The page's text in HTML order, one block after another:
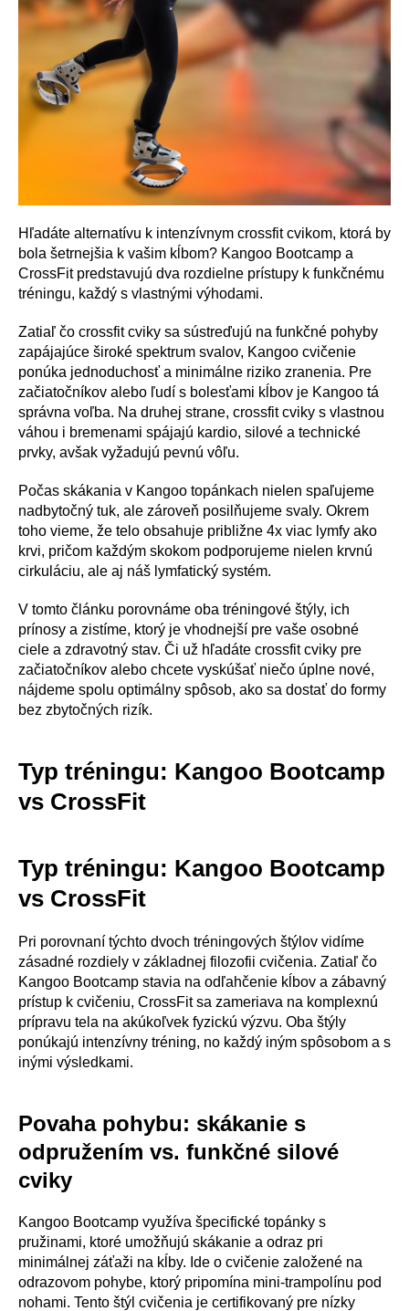
Hľadáte alternatívu k intenzívnym crossfit cvikom, ktorá by
bola šetrnejšia k vašim kĺbom? Kangoo Bootcamp a
CrossFit predstavujú dva rozdielne prístupy k funkčnému
tréningu, každý s vlastnými výhodami.
Zatiaľ čo crossfit cviky sa sústreďujú na funkčné pohyby
zapájajúce široké spektrum svalov, Kangoo cvičenie
ponúka jednoduchosť a minimálne riziko zranenia. Pre
začiatočníkov alebo ľudí s bolesťami kĺbov je Kangoo tá
správna voľba. Na druhej strane, crossfit cviky s vlastnou
váhou i bremenami spájajú kardio, silové a technické
prvky, avšak vyžadujú pevnú vôľu.
Počas skákania v Kangoo topánkach nielen spaľujeme
nadbytočný tuk, ale zároveň posilňujeme svaly. Okrem
toho vieme, že telo obsahuje približne 4x viac lymfy ako
krvi, pričom každým skokom podporujeme nielen krvnú
cirkuláciu, ale aj náš lymfatický systém.
V tomto článku porovnáme oba tréningové štýly, ich
prínosy a zistíme, ktorý je vhodnejší pre vaše osobné
ciele a zdravotný stav. Či už hľadáte crossfit cviky pre
začiatočníkov alebo chcete vyskúšať niečo úplne nové,
nájdeme spolu optimálny spôsob, ako sa dostať do formy
bez zbytočných rizík.
Typ tréningu: Kangoo Bootcamp
vs CrossFit
Typ tréningu: Kangoo Bootcamp
vs CrossFit
Pri porovnaní týchto dvoch tréningových štýlov vidíme
zásadné rozdiely v základnej filozofii cvičenia. Zatiaľ čo
Kangoo Bootcamp stavia na odľahčenie kĺbov a zábavný
prístup k cvičeniu, CrossFit sa zameriava na komplexnú
prípravu tela na akúkoľvek fyzickú výzvu. Oba štýly
ponúkajú intenzívny tréning, no každý iným spôsobom a s
inými výsledkami.
Povaha pohybu: skákanie s
odpružením vs. funkčné silové
cviky
Kangoo Bootcamp využíva špecifické topánky s
pružinami, ktoré umožňujú skákanie a odraz pri
minimálnej záťaži na kĺby. Ide o cvičenie založené na
odrazovom pohybe, ktorý pripomína mini-trampolínu pod
nohami. Tento štýl cvičenia je certifikovaný pre nízky